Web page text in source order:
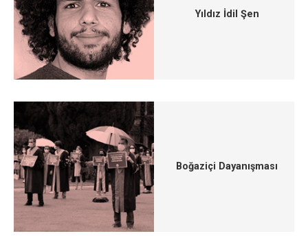
Yıldız İdil Şen
Boğaziçi Dayanışması